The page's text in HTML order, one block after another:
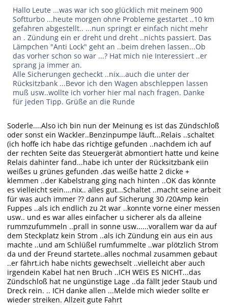
Hallo Leute ...was war ich soo glücklich mit meinem 900
Softturbo ...heute morgen ohne Probleme gestartet ..10 km
gefahren abgestellt.. ...nun springt er einfach nicht mehr
an . Zündung ein er dreht und dreht ..nichts passiert. Das
Lämpchen "Anti Lock" geht an ..beim drehen lassen...Ob
das vorher schon so war ...? Hat mich nie Interessiert ..er
sprang ja immer an.
Alle Sicherungen gecheckt ..nix...auch die unter der
Rücksitzbank ...Bevor ich den Wagen abschleppen lassen
muß usw..wollte ich vorher hier mal nach fragen. Danke
für jeden Tipp. Grüße an die Runde
Soderle....Also ich bin nun der Meinung es ist das Zündschloß
oder sonst ein Wackler..Benzinpumpe läuft...Relais ..schaltet
(ich hoffe ich habe das richtige gefunden ..nachdem ich auf
der rechten Seite das Steuergerät abmontiert hatte und keine
Relais dahinter fand...habe ich unter der Rücksitzbank eiin
weißes u grünes gefunden .das weiße hatte 2 dicke +
klemmen ..der Kabelstrang ging nach hinten ..OK das könnte
es vielleicht sein....nix.. alles gut...Schaltet ..macht seine arbeit
für was auch immer ?? dann auf Sicherung 30 /20Amp kein
Fuppes ..als ich endlich zu 2t war ..konnte vorne einer messen
usw.. und es war alles einfacher u sicherer als da alleine
rummzufummeln ..prall in sonne usw......vorallem war da auf
dem Steckplatz kein Strom ..als ich Zündung ein aus ein aus
machte ..und am Schlüßel rumfummelte ..war plötzlich Strom
da und der Freund startete..alles nochmal zusammen gebaut
..er fährt.ich habe nichts gewechselt ..vielleicht aber auch
irgendein Kabel hat nen Bruch ..ICH WEIS ES NICHT...das
Zündschloß hat ne ungünstige Lage ..da fällt jeder Staub und
Dreck rein. .. ICH danke allen ...Melde mich wieder sollte er
wieder streiken. Allzeit gute Fahrt